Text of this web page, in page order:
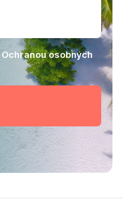
Ochranou osobných